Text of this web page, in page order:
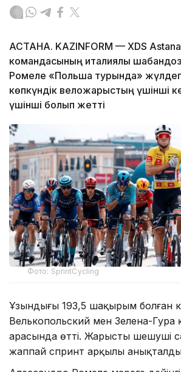
АСТАНА. KAZINFORM — XDS
командасының италиялық
Ромеле «Польша турында»
көпкүндік веложарыстың үшінші
үшінші болып жетті
Фото: SprintCycling
Ұзындығы 193,5 шақырым болған
Велькопольский мен Зелена-Гура
арасында өтті. Жарыстың шешуші
жаппай спринт арқылы